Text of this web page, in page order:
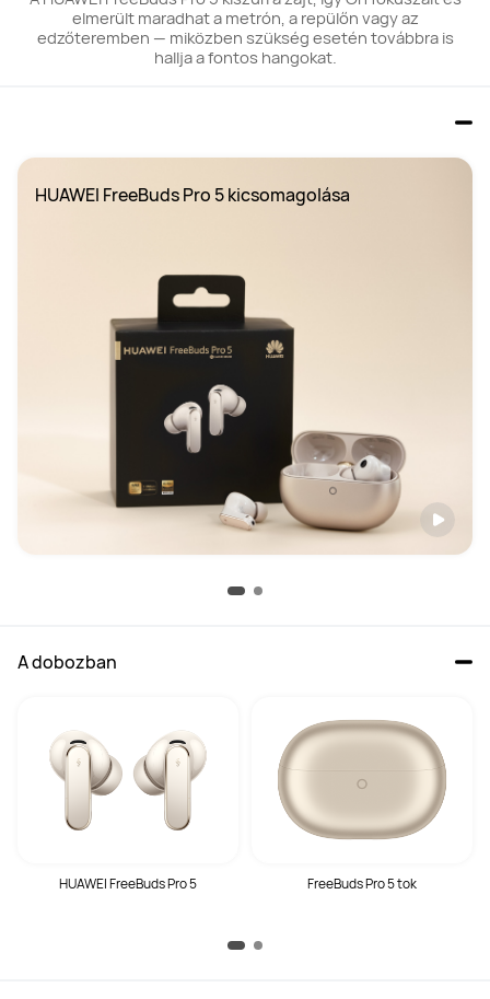
elmerült maradhat a metrón, a repülőn vagy az
edzőteremben — miközben szükség esetén továbbra is
hallja a fontos hangokat.
HUAWEI FreeBuds Pro 5 kicsomagolása
A dobozban
HUAWEI FreeBuds Pro 5 FreeBuds Pro 5 tok